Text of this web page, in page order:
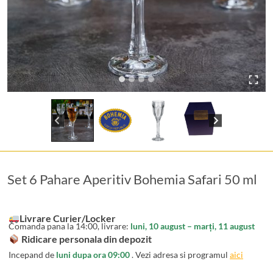
Set 6 Pahare Aperitiv Bohemia Safari 50 ml
Livrare Curier/Locker
Comanda pana la 14:00, livrare: luni, 10 august – marți, 11 august
Ridicare personala din depozit
Incepand de luni dupa ora 09:00. Vezi adresa si programul aici